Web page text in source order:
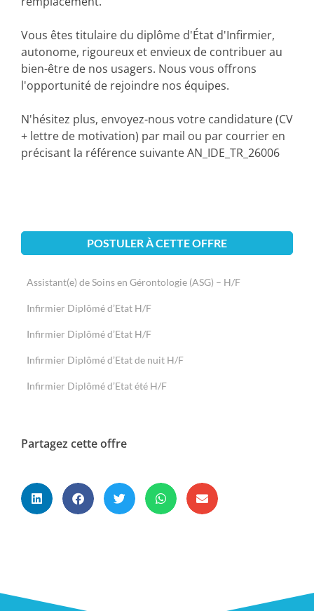
Vous êtes titulaire du diplôme d'État d'Infirmier,
autonome, rigoureux et envieux de contribuer au
bien-être de nos usagers. Nous vous offrons
l'opportunité de rejoindre nos équipes.
N'hésitez plus, envoyez-nous votre candidature (CV
+ lettre de motivation) par mail ou par courrier en
précisant la référence suivante AN_IDE_TR_26006
POSTULER À CETTE OFFRE
Assistant(e) de Soins en Gérontologie (ASG) – H/F
Infirmier Diplômé d’Etat H/F
Infirmier Diplômé d’Etat H/F
Infirmier Diplômé d’Etat de nuit H/F
Infirmier Diplômé d’Etat été H/F
Partagez cette offre